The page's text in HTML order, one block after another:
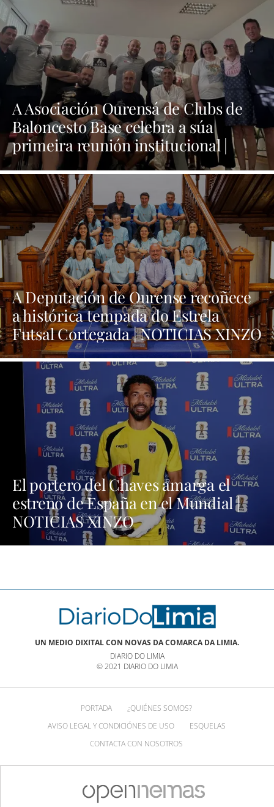
A Asociación Ourensá de Clubs de
Baloncesto Base celebra a súa
primeira reunión institucional |
NOTICIAS OURENSE
A Deputación de Ourense recoñece
a histórica tempada do Estrela
Futsal Cortegada | NOTICIAS XINZO
El portero del Chaves amarga el
estreno de España en el Mundial |
NOTICIAS XINZO
UN MEDIO DIXITAL CON NOVAS DA COMARCA DA LIMIA.
DIARIO DO LIMIA
© 2021 DIARIO DO LIMIA
PORTADA
¿QUIÉNES SOMOS?
AVISO LEGAL Y CONDICIÓNES DE USO
ESQUELAS
CONTACTA CON NOSOTROS